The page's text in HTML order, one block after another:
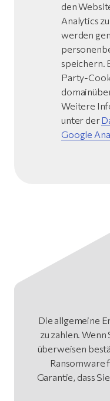
den
Analytics
werden
speichern.
Party-
Weitere
unter der
Google
Die allgemeine
zu zahlen.
überweisen
Ransomware
Garantie, dass